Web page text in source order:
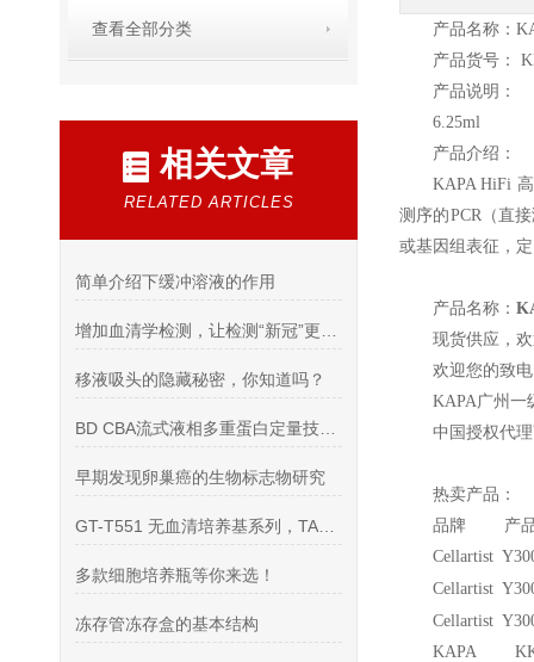
查看全部分类
相关文章
RELATED ARTICLES
简单介绍下缓冲溶液的作用
移液吸头的隐藏秘密，你知道吗？
早期发现卵巢癌的生物标志物研究
多款细胞培养瓶等你来选！
冻存管冻存盒的基本结构
产品名称：
产品货号：
产品说明：
6.25ml
产品介绍：
KAPA HiFi
测序的PCR（直
或基因组表征，
产品名称：
现货供应，
欢迎您的
KAPA广州一
中国授权代
热卖产品：
品牌 产品
Cellartist
Cellartist
Cellartist
KAPA